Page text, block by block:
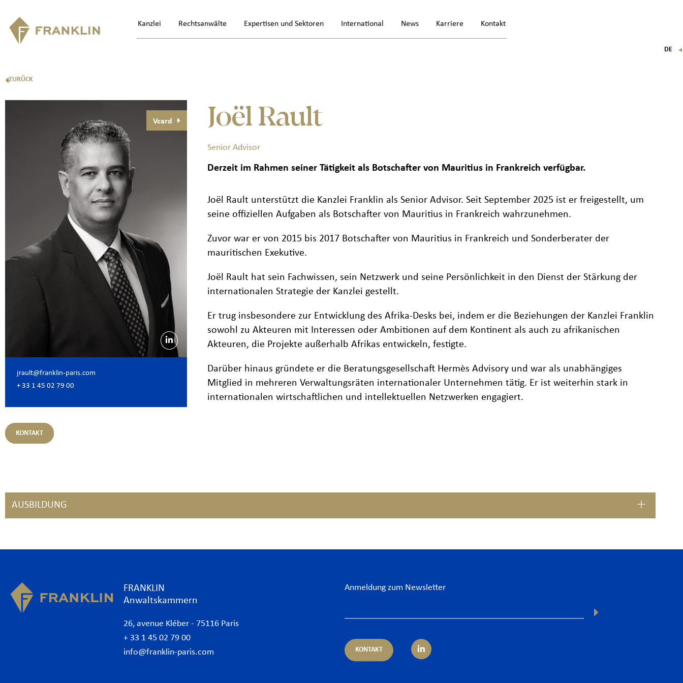
Kanzlei Rechtsanwälte Expertisen und Sektoren International News Karriere Kontakt
DE ▼
ZURÜCK
Vcard
jrault@franklin-paris.com
+ 33 1 45 02 79 00
KONTAKT
Joël Rault
Senior Advisor
Derzeit im Rahmen seiner Tätigkeit als Botschafter von Mauritius in Frankreich verfügbar.
Joël Rault unterstützt die Kanzlei Franklin als Senior Advisor. Seit September 2025 ist er freigestellt, um
seine offiziellen Aufgaben als Botschafter von Mauritius in Frankreich wahrzunehmen.
Zuvor war er von 2015 bis 2017 Botschafter von Mauritius in Frankreich und Sonderberater der
mauritischen Exekutive.
Joël Rault hat sein Fachwissen, sein Netzwerk und seine Persönlichkeit in den Dienst der Stärkung der
internationalen Strategie der Kanzlei gestellt.
Er trug insbesondere zur Entwicklung des Afrika-Desks bei, indem er die Beziehungen der Kanzlei Franklin
sowohl zu Akteuren mit Interessen oder Ambitionen auf dem Kontinent als auch zu afrikanischen
Akteuren, die Projekte außerhalb Afrikas entwickeln, festigte.
Darüber hinaus gründete er die Beratungsgesellschaft Hermès Advisory und war als unabhängiges
Mitglied in mehreren Verwaltungsräten internationaler Unternehmen tätig. Er ist weiterhin stark in
internationalen wirtschaftlichen und intellektuellen Netzwerken engagiert.
AUSBILDUNG
FRANKLIN
Anwaltskammern
26, avenue Kléber - 75116 Paris
+ 33 1 45 02 79 00
info@franklin-paris.com
Anmeldung zum Newsletter
KONTAKT